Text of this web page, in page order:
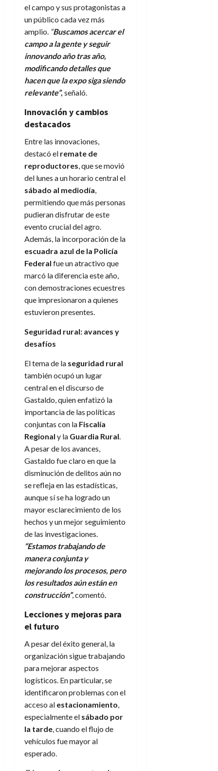
el campo y sus protagonistas a
un público cada vez más
amplio. “Buscamos acercar el
campo a la gente y seguir
innovando año tras año,
modificando detalles que
hacen que la expo siga siendo
relevante”, señaló.
Innovación y cambios
destacados
Entre las innovaciones,
destacó el remate de
reproductores, que se movió
del lunes a un horario central el
sábado al mediodía,
permitiendo que más personas
pudieran disfrutar de este
evento crucial del agro.
Además, la incorporación de la
escuadra azul de la Policía
Federal fue un atractivo que
marcó la diferencia este año,
con demostraciones ecuestres
que impresionaron a quienes
estuvieron presentes.
Seguridad rural: avances y
desafíos
El tema de la seguridad rural
también ocupó un lugar
central en el discurso de
Gastaldo, quien enfatizó la
importancia de las políticas
conjuntas con la Fiscalía
Regional y la Guardia Rural.
A pesar de los avances,
Gastaldo fue claro en que la
disminución de delitos aún no
se refleja en las estadísticas,
aunque sí se ha logrado un
mayor esclarecimiento de los
hechos y un mejor seguimiento
de las investigaciones.
“Estamos trabajando de
manera conjunta y
mejorando los procesos, pero
los resultados aún están en
construcción”, comentó.
Lecciones y mejoras para
el futuro
A pesar del éxito general, la
organización sigue trabajando
para mejorar aspectos
logísticos. En particular, se
identificaron problemas con el
acceso al estacionamiento,
especialmente el sábado por
la tarde, cuando el flujo de
vehículos fue mayor al
esperado.